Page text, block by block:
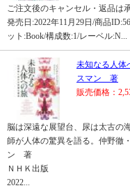
ご注文後のキャンセル・返品は
発売日:2022年11月29日/商品
ット:Book/構成数:1/レーベル:N...
未知なる人体
スマン 著
販売価格：
脳は深遠な展望台、尿は太古
師が人体の驚異を語る。仲野徹
ン 著
ＮＨＫ出版
2022...